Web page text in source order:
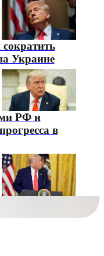
Украине
РФ и
в